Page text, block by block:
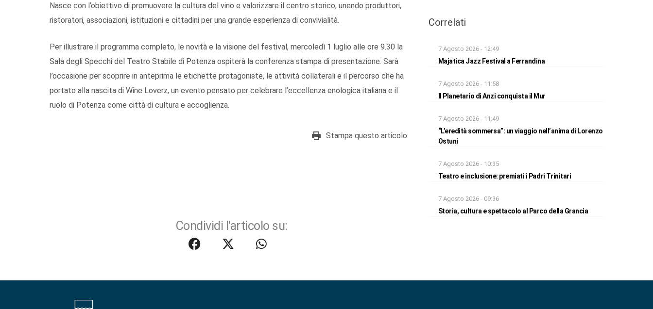
Nasce con l’obiettivo di promuovere la cultura del vino e valorizzare il centro storico, unendo produttori,
ristoratori, associazioni, istituzioni e cittadini per una grande esperienza di convivialità.
Per illustrare il programma completo, le novità e la visione del festival, mercoledì 1 luglio alle ore 9.30 la
Sala degli Specchi del Teatro Stabile di Potenza ospiterà la conferenza stampa di presentazione. Sarà
l’occasione per scoprire in anteprima le etichette protagoniste, le attività collaterali e il percorso che ha
portato alla nascita di Wine Loverz, un evento pensato per celebrare l’eccellenza enologica italiana e il
ruolo di Potenza come città di cultura e accoglienza.
Stampa questo articolo
Condividi l'articolo su:
Correlati
7 Agosto 2026 - 12:49
Majatica Jazz Festival a Ferrandina
7 Agosto 2026 - 11:58
Il Planetario di Anzi conquista il Mur
7 Agosto 2026 - 11:49
“L’eredità sommersa”: un viaggio nell’anima di Lorenzo
Ostuni
7 Agosto 2026 - 10:35
Teatro e inclusione: premiati i Padri Trinitari
7 Agosto 2026 - 09:36
Storia, cultura e spettacolo al Parco della Grancia